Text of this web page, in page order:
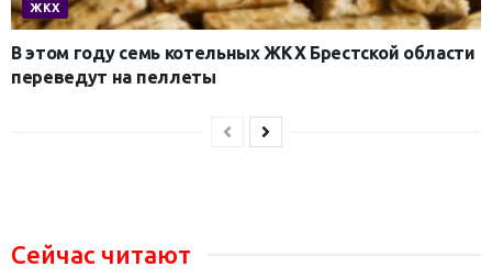
ЖКХ
В этом году семь котельных ЖКХ Брестской области
переведут на пеллеты
Сейчас читают